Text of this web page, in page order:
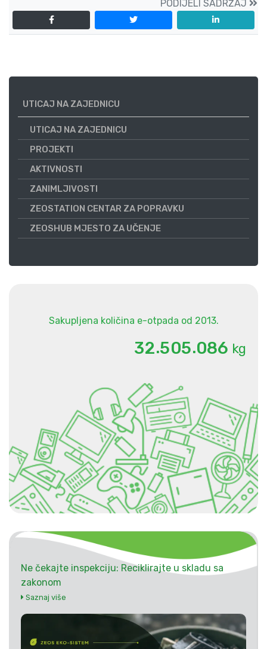
PODIJELI SADRŽAJ
UTICAJ NA ZAJEDNICU
UTICAJ NA ZAJEDNICU
PROJEKTI
AKTIVNOSTI
ZANIMLJIVOSTI
ZEOSTATION CENTAR ZA POPRAVKU
ZEOSHUB MJESTO ZA UČENJE
Sakupljena količina e-otpada od 2013.
32.505.086 kg
Ne čekajte inspekciju: Reciklirajte u skladu sa
zakonom
Saznaj više